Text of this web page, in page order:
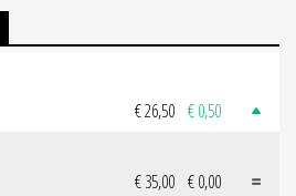
€ 26,50 € 0,50
€ 35,00 € 0,00